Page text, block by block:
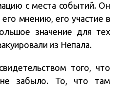
с места событий. Он
мнению, его участие в
значение для тех
из Непала.
того, что
забыло. То, что там